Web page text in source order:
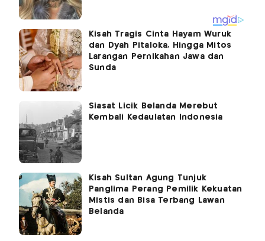
Kisah Tragis Cinta Hayam Wuruk
dan Dyah Pitaloka, Hingga Mitos
Larangan Pernikahan Jawa dan
Sunda
Siasat Licik Belanda Merebut
Kembali Kedaulatan Indonesia
Kisah Sultan Agung Tunjuk
Panglima Perang Pemilik Kekuatan
Mistis dan Bisa Terbang Lawan
Belanda